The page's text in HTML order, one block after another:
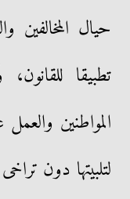
حيال المخالفين
تطبيقا
المواطنين
لتلبيتها دون